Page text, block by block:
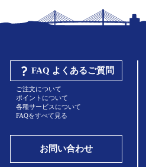
FAQ よくあるご質問
ご注文について
ポイントについて
各種サービスについて
FAQをすべて見る
お問い合わせ